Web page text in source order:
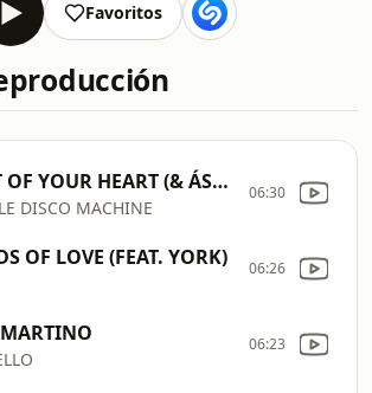
Favoritos
BEAT OF YOUR HEART (& ÁSDÍS)
DISCO MACHINE
06:30
OF LOVE (FEAT. YORK) 06:26
06:23